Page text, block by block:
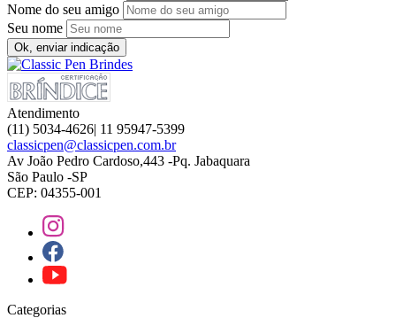
Nome do seu amigo
Seu nome
Ok, enviar indicação
Atendimento
(11) 5034-4626| 11 95947-5399
classicpen@classicpen.com.br
Av João Pedro Cardoso,443 -Pq. Jabaquara
São Paulo -SP
CEP: 04355-001
Categorias